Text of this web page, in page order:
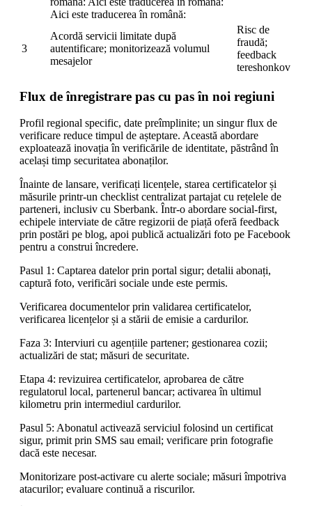
Aici este traducerea în română:
3
Acordă servicii limitate după
autentificare; monitorizează volumul
mesajelor
Risc de
fraudă;
feedback
tereshonkov
Flux de înregistrare pas cu pas în noi regiuni
Profil regional specific, date preîmplinite; un singur flux de
verificare reduce timpul de așteptare. Această abordare
exploatează inovația în verificările de identitate, păstrând în
același timp securitatea abonaților.
Înainte de lansare, verificați licențele, starea certificatelor și
măsurile printr-un checklist centralizat partajat cu rețelele de
parteneri, inclusiv cu Sberbank. Într-o abordare social-first,
echipele interviate de către regizorii de piață oferă feedback
prin postări pe blog, apoi publică actualizări foto pe Facebook
pentru a construi încredere.
Pasul 1: Captarea datelor prin portal sigur; detalii abonați,
captură foto, verificări sociale unde este permis.
Verificarea documentelor prin validarea certificatelor,
verificarea licențelor și a stării de emisie a cardurilor.
Faza 3: Interviuri cu agențiile partener; gestionarea cozii;
actualizări de stat; măsuri de securitate.
Etapa 4: revizuirea certificatelor, aprobarea de către
regulatorul local, partenerul bancar; activarea în ultimul
kilometru prin intermediul cardurilor.
Pasul 5: Abonatul activează serviciul folosind un certificat
sigur, primit prin SMS sau email; verificare prin fotografie
dacă este necesar.
Monitorizare post-activare cu alerte sociale; măsuri împotriva
atacurilor; evaluare continuă a riscurilor.